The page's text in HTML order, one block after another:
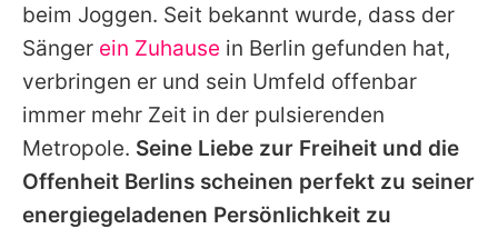
beim Joggen. Seit bekannt wurde, dass der
Sänger ein Zuhause in Berlin gefunden hat,
verbringen er und sein Umfeld offenbar
immer mehr Zeit in der pulsierenden
Metropole. Seine Liebe zur Freiheit und die
Offenheit Berlins scheinen perfekt zu seiner
energiegeladenen Persönlichkeit zu